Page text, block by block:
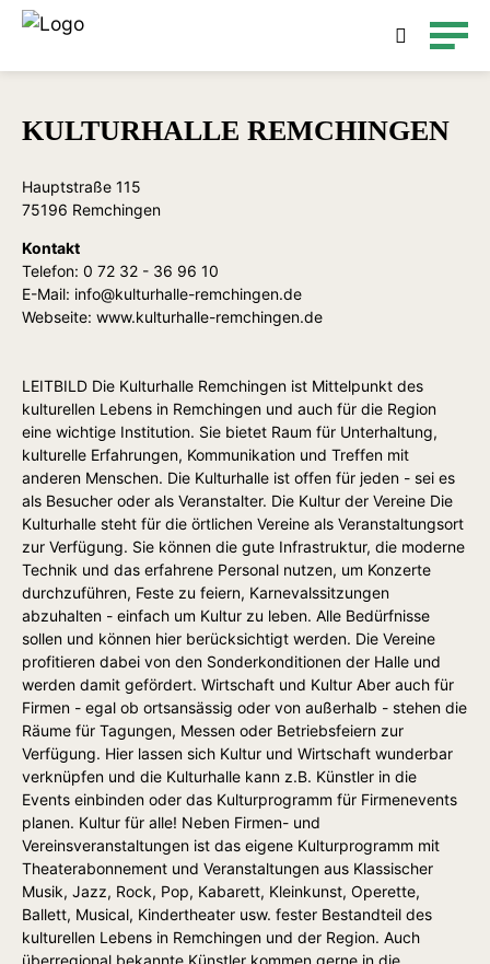
KULTURHALLE REMCHINGEN
Hauptstraße 115
75196 Remchingen
Kontakt
Telefon: 0 72 32 - 36 96 10
E-Mail: info@kulturhalle-remchingen.de
Webseite: www.kulturhalle-remchingen.de
LEITBILD Die Kulturhalle Remchingen ist Mittelpunkt des
kulturellen Lebens in Remchingen und auch für die Region
eine wichtige Institution. Sie bietet Raum für Unterhaltung,
kulturelle Erfahrungen, Kommunikation und Treffen mit
anderen Menschen. Die Kulturhalle ist offen für jeden - sei es
als Besucher oder als Veranstalter. Die Kultur der Vereine Die
Kulturhalle steht für die örtlichen Vereine als Veranstaltungsort
zur Verfügung. Sie können die gute Infrastruktur, die moderne
Technik und das erfahrene Personal nutzen, um Konzerte
durchzuführen, Feste zu feiern, Karnevalssitzungen
abzuhalten - einfach um Kultur zu leben. Alle Bedürfnisse
sollen und können hier berücksichtigt werden. Die Vereine
profitieren dabei von den Sonderkonditionen der Halle und
werden damit gefördert. Wirtschaft und Kultur Aber auch für
Firmen - egal ob ortsansässig oder von außerhalb - stehen die
Räume für Tagungen, Messen oder Betriebsfeiern zur
Verfügung. Hier lassen sich Kultur und Wirtschaft wunderbar
verknüpfen und die Kulturhalle kann z.B. Künstler in die
Events einbinden oder das Kulturprogramm für Firmenevents
planen. Kultur für alle! Neben Firmen- und
Vereinsveranstaltungen ist das eigene Kulturprogramm mit
Theaterabonnement und Veranstaltungen aus Klassischer
Musik, Jazz, Rock, Pop, Kabarett, Kleinkunst, Operette,
Ballett, Musical, Kindertheater usw. fester Bestandteil des
kulturellen Lebens in Remchingen und der Region. Auch
überregional bekannte Künstler kommen gerne in die